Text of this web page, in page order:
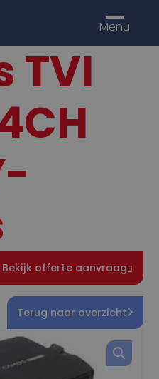
Menu
TVI
Bekijk offerte aanvraag
Terug naar overzicht